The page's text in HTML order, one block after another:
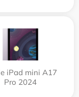
iPad mini A17
Pro 2024